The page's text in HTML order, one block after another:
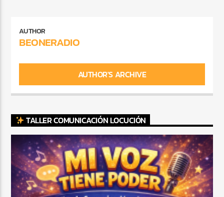
AUTHOR
BEONERADIO
AUTHOR'S ARCHIVE
TALLER COMUNICACIÓN LOCUCIÓN